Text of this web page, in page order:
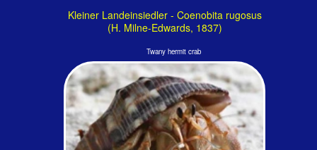
Die Weibchen bleiben eh in ihren Schneckengehäusen
(gewagte These: es ist der linke, kleinere Krebs). Ohne ihr
Gehäuse sind die Krebse nicht lebensfähig. Ihr weicher
begehrten Gehäuse würden ihnen auf der Stelle gestohlen.
Diese Szene hat Dagmar Biederer im Dezember 2019 auf
der Insel Angaga eingefangen.
Was? So groß groß die Welt?